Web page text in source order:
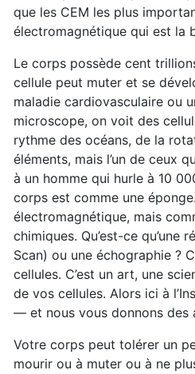
que les CEM les plus
électromagnétique qui est la
Le corps possède cent
cellule peut muter et se
maladie cardiovasculaire ou
microscope, on voit des
rythme des océans, de la
éléments, mais l’un de ceux
à un homme qui hurle à 10
corps est comme une
électromagnétique, mais
chimiques. Qu’est-ce
Scan) ou une échographie ?
cellules. C’est un art, une
de vos cellules. Alors ici à
— et nous vous donnons des
Votre corps peut tolérer un
mourir ou à muter ou à ne